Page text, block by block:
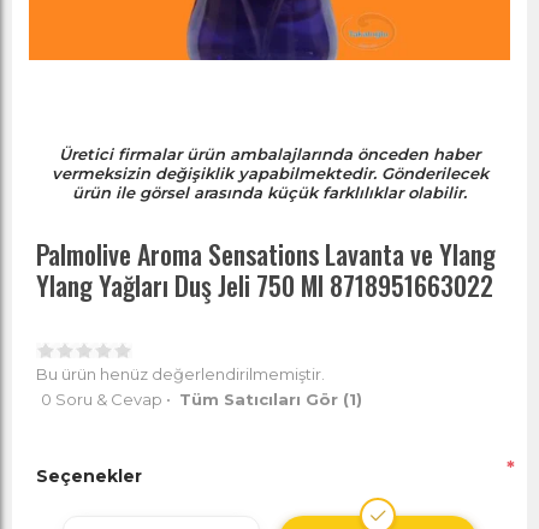
Üretici firmalar ürün ambalajlarında önceden haber
vermeksizin değişiklik yapabilmektedir. Gönderilecek
ürün ile görsel arasında küçük farklılıklar olabilir.
Palmolive Aroma Sensations Lavanta ve Ylang
Ylang Yağları Duş Jeli 750 Ml 8718951663022
Bu ürün henüz değerlendirilmemiştir.
0 Soru & Cevap • Tüm Satıcıları Gör (1)
Seçenekler *